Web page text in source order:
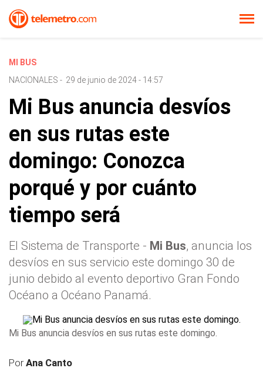
MI BUS
NACIONALES - 29 de junio de 2024 - 14:57
Mi Bus anuncia desvíos
en sus rutas este
domingo: Conozca
porqué y por cuánto
tiempo será
El Sistema de Transporte - Mi Bus, anuncia los
desvíos en sus servicio este domingo 30 de
junio debido al evento deportivo Gran Fondo
Océano a Océano Panamá.
Mi Bus anuncia desvíos en sus rutas este domingo.
PorAna Canto